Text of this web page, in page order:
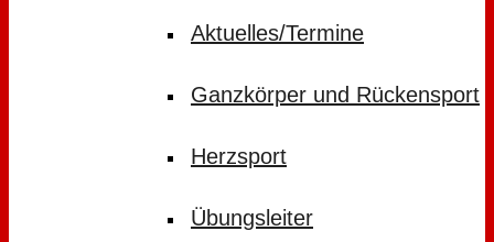
Aktuelles/Termine
Ganzkörper und Rückensport
Herzsport
Übungsleiter